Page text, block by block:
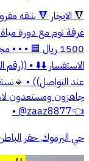
🔻 الايجار 🔻 شقه
غرفة نوم مع دورة
1500 ريال 🟦 • •
الاستفسار ⬇️⬇️ • ((رقم
عند التواصل)) •
جاهزون ومستعدون
👈zaaz8877@ •
حي اليرموك, حفر